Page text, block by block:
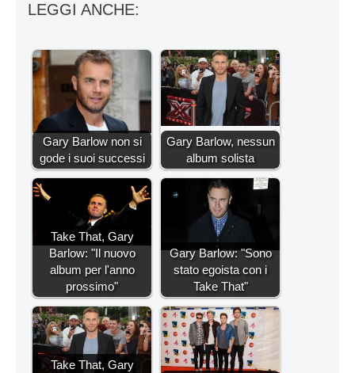
LEGGI ANCHE:
Gary Barlow non si
gode i suoi successi
Gary Barlow, nessun
album solista
Take That, Gary
Barlow: "Il nuovo
album per l'anno
prossimo"
Gary Barlow: "Sono
stato egoista con i
Take That"
Take That, Gary